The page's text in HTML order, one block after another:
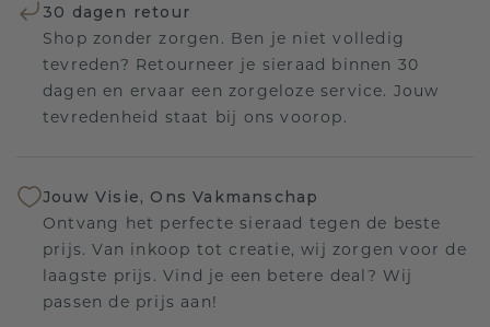
30 dagen retour
Shop zonder zorgen. Ben je niet volledig
tevreden? Retourneer je sieraad binnen 30
dagen en ervaar een zorgeloze service. Jouw
tevredenheid staat bij ons voorop.
Jouw Visie, Ons Vakmanschap
Ontvang het perfecte sieraad tegen de beste
prijs. Van inkoop tot creatie, wij zorgen voor de
laagste prijs. Vind je een betere deal? Wij
passen de prijs aan!